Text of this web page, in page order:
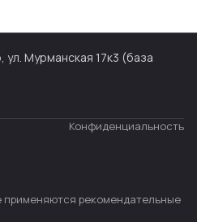
ул. Мурманская 17к3 (база
Конфиденциальность
применяются рекомендательные